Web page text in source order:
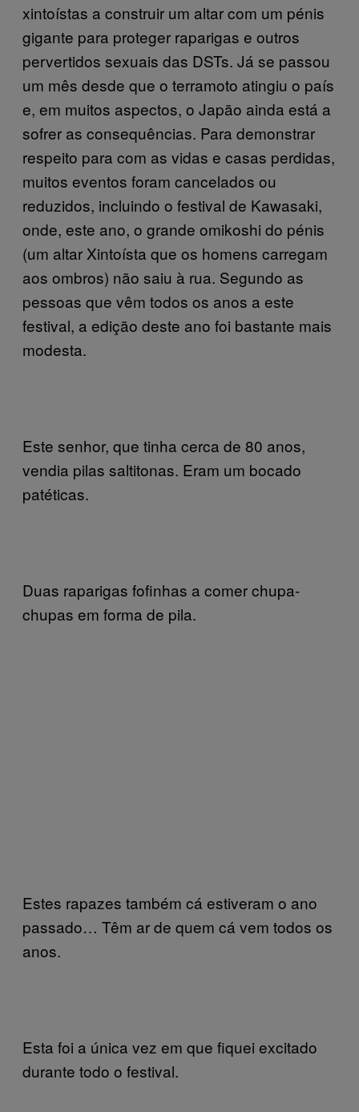
xintoístas a construir um altar com um pénis
gigante para proteger raparigas e outros
pervertidos sexuais das DSTs. Já se passou
um mês desde que o terramoto atingiu o país
e, em muitos aspectos, o Japão ainda está a
sofrer as consequências. Para demonstrar
respeito para com as vidas e casas perdidas,
muitos eventos foram cancelados ou
reduzidos, incluindo o festival de Kawasaki,
onde, este ano, o grande omikoshi do pénis
(um altar Xintoísta que os homens carregam
aos ombros) não saiu à rua. Segundo as
pessoas que vêm todos os anos a este
festival, a edição deste ano foi bastante mais
modesta.
Este senhor, que tinha cerca de 80 anos,
vendia pilas saltitonas. Eram um bocado
patéticas.
Duas raparigas fofinhas a comer chupa-
chupas em forma de pila.
Estes rapazes também cá estiveram o ano
passado… Têm ar de quem cá vem todos os
anos.
Esta foi a única vez em que fiquei excitado
durante todo o festival.